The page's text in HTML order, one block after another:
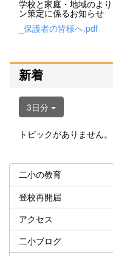
学校と家庭・地域のよ
ン策定に係るお知らせ
_保護者の皆様へ.pdf
新着
3日分
トピックがありません。
二小の教育
登校再開届
アクセス
二小ブログ